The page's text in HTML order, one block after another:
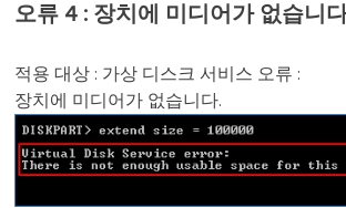
오류 4 : 장치에 미디어가 없습니
적용 대상 : 가상 디스크 서비스 오류 :
장치에 미디어가 없습니다.